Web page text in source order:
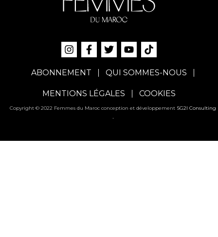
ABONNEMENT QUI SOMMES-NOUS
MENTIONS LÉGALES COOKIES
Copyright © 2022 Femmes du Maroc conception et développement SG2I Consulting